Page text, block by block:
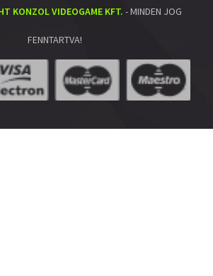
KONZOL VIDEOGAME KFT. - MINDEN JOG
FENNTARTVA!